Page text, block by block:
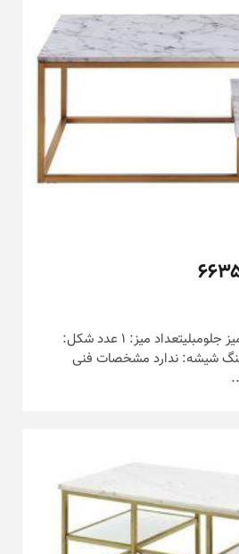
برند : متفرقهدسته‌بندی : میز جلومبلیتعداد میز: 1 عدد شکل:
شیشه: ندارد مشخصات فنی